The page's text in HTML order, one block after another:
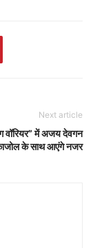
Next article
वॉरियर” में अजय देवगन
के साथ आएंगे नजर